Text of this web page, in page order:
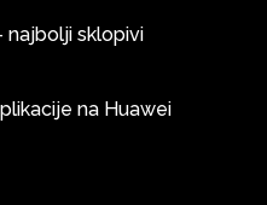
najbolji sklopivi
na Huawei